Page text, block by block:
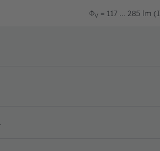
ΦV = 117 ... 285 lm (I